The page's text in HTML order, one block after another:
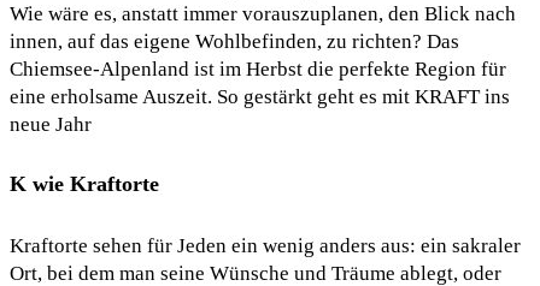
Wie wäre es, anstatt immer vorauszuplanen, den Blick nach
innen, auf das eigene Wohlbefinden, zu richten? Das
Chiemsee-Alpenland ist im Herbst die perfekte Region für
eine erholsame Auszeit. So gestärkt geht es mit KRAFT ins
neue Jahr
K wie Kraftorte
Kraftorte sehen für Jeden ein wenig anders aus: ein sakraler
Ort, bei dem man seine Wünsche und Träume ablegt, oder